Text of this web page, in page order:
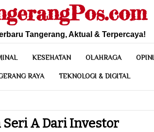
Tangerang, Aktual & Terpercaya!
KESEHATAN OLAHRAGA OPINI
RAYA TEKNOLOGI & DIGITAL
Seri A Dari Investor